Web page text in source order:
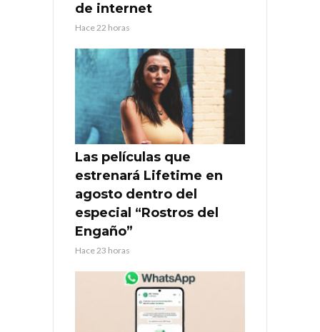
de internet
Hace 22 horas
Las películas que
estrenará Lifetime en
agosto dentro del
especial “Rostros del
Engaño”
Hace 23 horas